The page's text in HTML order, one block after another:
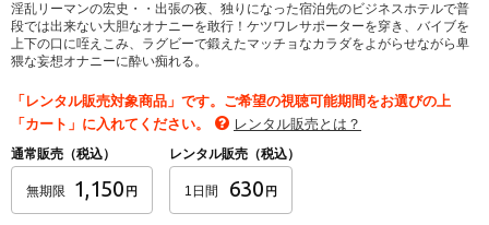
淫乱リーマンの宏史・・出張の夜、独りになった宿泊先のビジネスホテルで普
段では出来ない大胆なオナニーを敢行！ケツワレサポーターを穿き、バイブを
上下の口に咥えこみ、ラグビーで鍛えたマッチョなカラダをよがらせながら卑
猥な妄想オナニーに酔い痴れる。
「レンタル販売対象商品」です。ご希望の視聴可能期間をお選びの上
「カート」に入れてください。
レンタル販売とは？
通常販売（税込）
無期限 1,150 円
レンタル販売（税込）
1日間 630 円